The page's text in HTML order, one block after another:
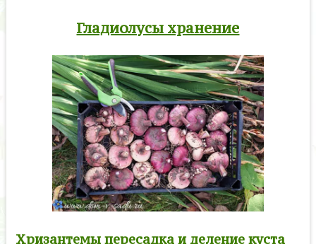
Гладиолусы хранение
Хризантемы пересадка и деление куста